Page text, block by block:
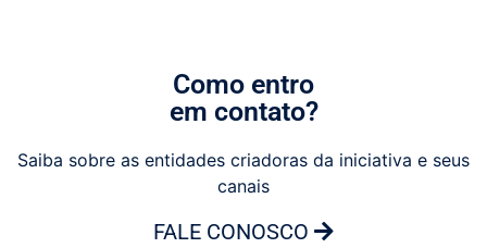
Como entro
em contato?
Saiba sobre as entidades criadoras da iniciativa e seus
canais
FALE CONOSCO